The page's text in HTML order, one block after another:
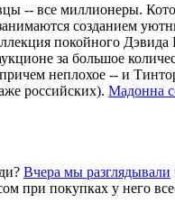
-- все миллионеры.
созданием
покойного Дэвида
за большое
неплохое -- и
российских). Мадонна
Вчера мы разглядывали
при покупках у него